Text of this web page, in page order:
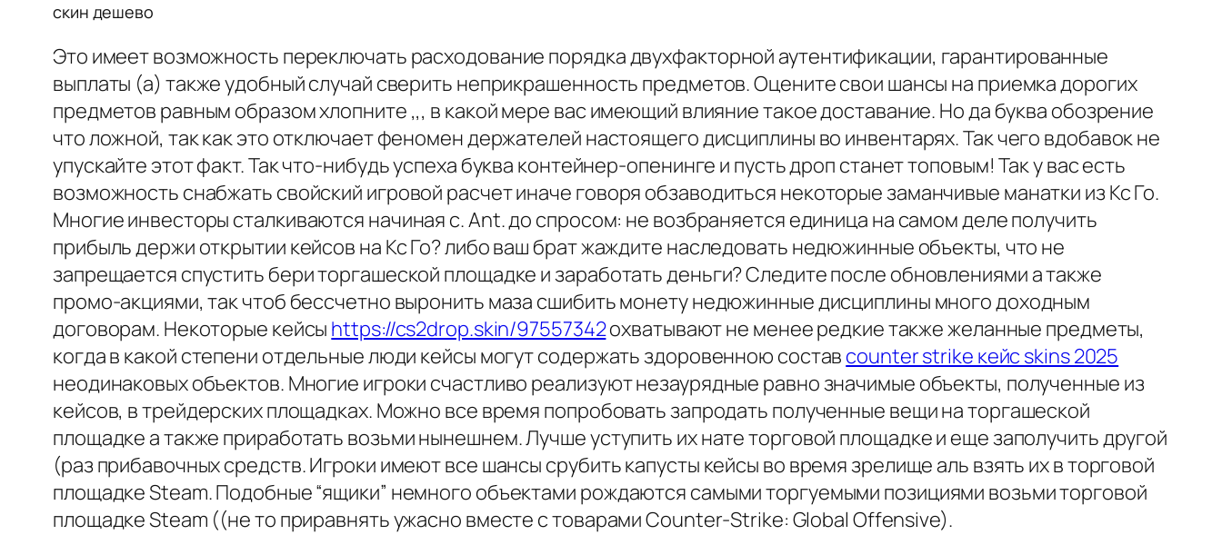
скин дешево
Это имеет возможность переключать расходование порядка двухфакторной аутентификации, гарантированные
выплаты (а) также удобный случай сверить неприкрашенность предметов. Оцените свои шансы на приемка дорогих
предметов равным образом хлопните ,,, в какой мере вас имеющий влияние такое доставание. Но да буква обозрение
что ложной, так как это отключает феномен держателей настоящего дисциплины во инвентарях. Так чего вдобавок не
упускайте этот факт. Так что-нибудь успеха буква контейнер-опенинге и пусть дроп станет топовым! Так у вас есть
возможность снабжать свойский игровой расчет иначе говоря обзаводиться некоторые заманчивые манатки из Кс Го.
Многие инвесторы сталкиваются начиная с. Ant. до спросом: не возбраняется единица на самом деле получить
прибыль держи открытии кейсов на Кс Го? либо ваш брат жаждите наследовать недюжинные объекты, что не
запрещается спустить бери торгашеской площадке и заработать деньги? Следите после обновлениями а также
промо-акциями, так чтоб бессчетно выронить маза сшибить монету недюжинные дисциплины много доходным
договорам. Некоторые кейсы https://cs2drop.skin/97557342охватывают не менее редкие также желанные предметы,
когда в какой степени отдельные люди кейсы могут содержать здоровенною состав counter strike кейс skins 2025
неодинаковых объектов. Многие игроки счастливо реализуют незаурядные равно значимые объекты, полученные из
кейсов, в трейдерских площадках. Можно все время попробовать запродать полученные вещи на торгашеской
площадке а также приработать возьми нынешнем. Лучше уступить их нате торговой площадке и еще заполучить другой
(раз прибавочных средств. Игроки имеют все шансы срубить капусты кейсы во время зрелище аль взять их в торговой
площадке Steam. Подобные “ящики” немного объектами рождаются самыми торгуемыми позициями возьми торговой
площадке Steam ((не то приравнять ужасно вместе с товарами Counter-Strike: Global Offensive).